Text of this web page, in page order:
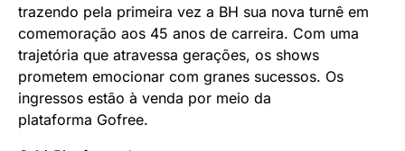
trazendo pela primeira vez a BH sua nova turnê em
comemoração aos 45 anos de carreira. Com uma
trajetória que atravessa gerações, os shows
prometem emocionar com granes sucessos. Os
ingressos estão à venda por meio da
plataforma Gofree.